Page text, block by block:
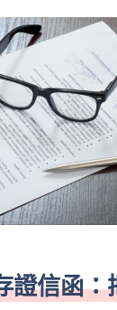
證信函：